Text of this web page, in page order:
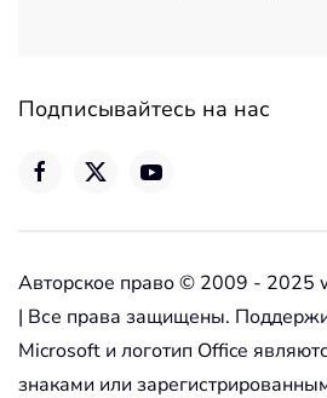
Подписывайтесь на нас
Авторское право © 2009 - 2025
| Все права защищены.
Microsoft и логотип Office
знаками или